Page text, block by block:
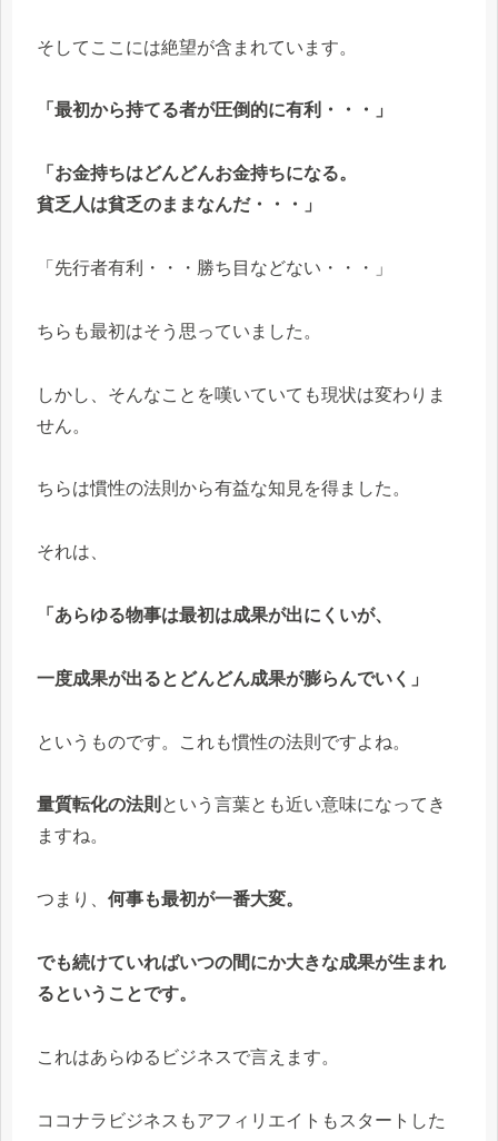
そしてここには絶望が含まれています。
「最初から持てる者が圧倒的に有利・・・」
「お金持ちはどんどんお金持ちになる。
貧乏人は貧乏のままなんだ・・・」
「先行者有利・・・勝ち目などない・・・」
ちらも最初はそう思っていました。
しかし、そんなことを嘆いていても現状は変わりま
せん。
ちらは慣性の法則から有益な知見を得ました。
それは、
「あらゆる物事は最初は成果が出にくいが、
一度成果が出るとどんどん成果が膨らんでいく」
というものです。これも慣性の法則ですよね。
量質転化の法則 という言葉とも近い意味になってき
ますね。
つまり、 何事も最初が一番大変。
でも続けていればいつの間にか大きな成果が生まれ
るということです。
これはあらゆるビジネスで言えます。
ココナラビジネスもアフィリエイトもスタートした